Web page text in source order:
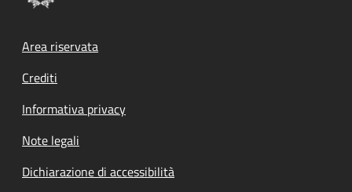
Footer menu
Area riservata
Crediti
Informativa privacy
Note legali
Dichiarazione di accessibilità